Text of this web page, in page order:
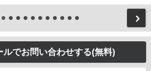
ルでお問い合わせする(無料)